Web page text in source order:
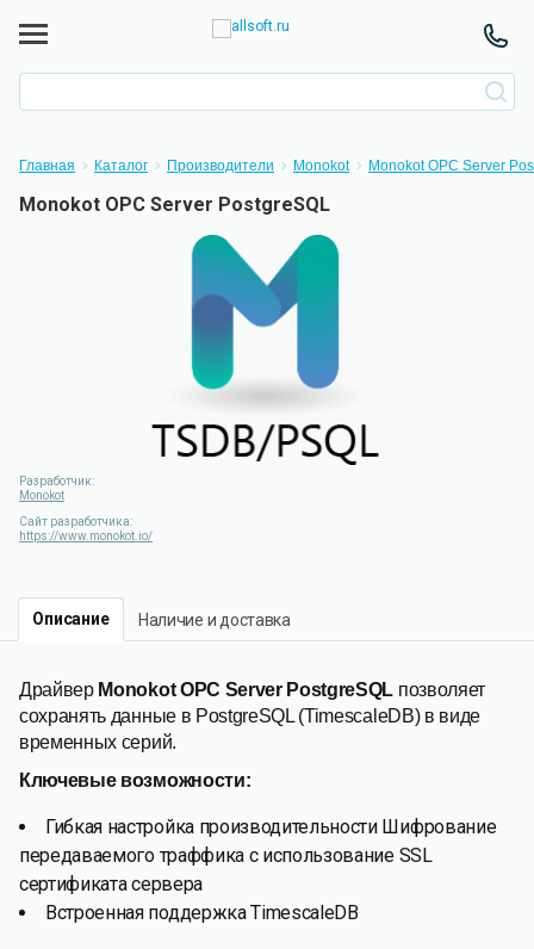
Главная Каталог Производители Monokot Monokot OPC Server
Monokot OPC Server PostgreSQL
Разработчик:
Monokot
Сайт разработчика:
https://www.monokot.io/
Описание Наличие и доставка
Драйвер Monokot OPC Server PostgreSQL позволяет
сохранять данные в PostgreSQL (TimescaleDB) в виде
временных серий.
Ключевые возможности:
Гибкая настройка производительности Шифрование
передаваемого траффика с использование SSL
сертификата сервера
Встроенная поддержка TimescaleDB